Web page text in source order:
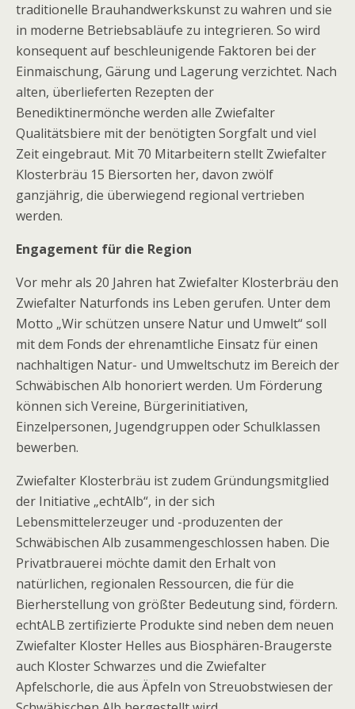
traditionelle Brauhandwerkskunst zu wahren und sie
in moderne Betriebsabläufe zu integrieren. So wird
konsequent auf beschleunigende Faktoren bei der
Einmaischung, Gärung und Lagerung verzichtet. Nach
alten, überlieferten Rezepten der
Benediktinermönche werden alle Zwiefalter
Qualitätsbiere mit der benötigten Sorgfalt und viel
Zeit eingebraut. Mit 70 Mitarbeitern stellt Zwiefalter
Klosterbräu 15 Biersorten her, davon zwölf
ganzjährig, die überwiegend regional vertrieben
werden.
Engagement für die Region
Vor mehr als 20 Jahren hat Zwiefalter Klosterbräu den
Zwiefalter Naturfonds ins Leben gerufen. Unter dem
Motto „Wir schützen unsere Natur und Umwelt“ soll
mit dem Fonds der ehrenamtliche Einsatz für einen
nachhaltigen Natur- und Umweltschutz im Bereich der
Schwäbischen Alb honoriert werden. Um Förderung
können sich Vereine, Bürgerinitiativen,
Einzelpersonen, Jugendgruppen oder Schulklassen
bewerben.
Zwiefalter Klosterbräu ist zudem Gründungsmitglied
der Initiative „echtAlb“, in der sich
Lebensmittelerzeuger und -produzenten der
Schwäbischen Alb zusammengeschlossen haben. Die
Privatbrauerei möchte damit den Erhalt von
natürlichen, regionalen Ressourcen, die für die
Bierherstellung von größter Bedeutung sind, fördern.
echtALB zertifizierte Produkte sind neben dem neuen
Zwiefalter Kloster Helles aus Biosphären-Braugerste
auch Kloster Schwarzes und die Zwiefalter
Apfelschorle, die aus Äpfeln von Streuobstwiesen der